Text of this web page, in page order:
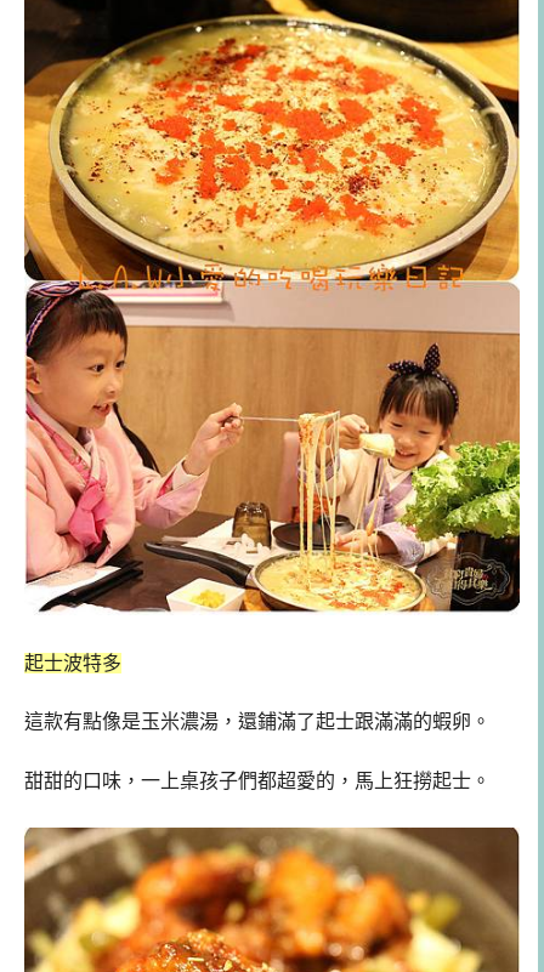
起士波特多
這款有點像是玉米濃湯，還鋪滿了起士跟滿滿的蝦卵。
甜甜的口味，一上桌孩子們都超愛的，馬上狂撈起士。